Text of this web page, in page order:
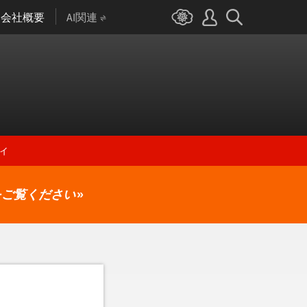
会社概要 AI関連
覧ください»